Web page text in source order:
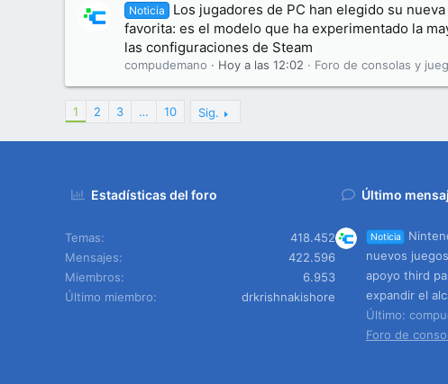
Noticia
Los jugadores de PC han elegido su
favorita: es el modelo que ha experimentado la
las configuraciones de Steam
compudemano Hoy a las 12:02 Foro de consolas y
1 2 3 … 10 Sig.
Estadísticas del foro
Temas
418.452
Mensajes
422.596
Miembros
6.953
Último miembro
drkrishnakishore
Último
Noticia
nuevos
apoyo third
expandir el
Último:
Foro de